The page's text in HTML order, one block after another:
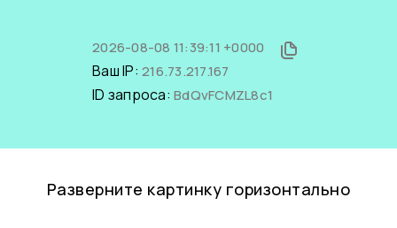
2026-08-08 11:39:11 +0000
Ваш IP: 216.73.217.167
ID запроса: BdQvFCMZL8c1
Разверните картинку горизонтально